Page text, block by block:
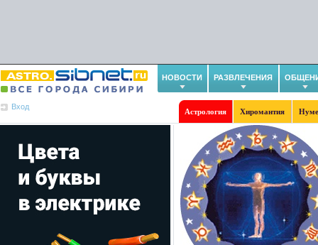
НОВОСТИ РАЗВЛЕЧЕНИЯ
Вход
Астрология Хиромантия